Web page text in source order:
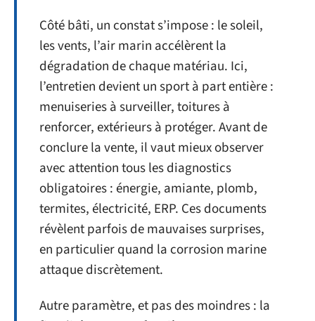
Côté bâti, un constat s’impose : le soleil,
les vents, l’air marin accélèrent la
dégradation de chaque matériau. Ici,
l’entretien devient un sport à part entière :
menuiseries à surveiller, toitures à
renforcer, extérieurs à protéger. Avant de
conclure la vente, il vaut mieux observer
avec attention tous les diagnostics
obligatoires : énergie, amiante, plomb,
termites, électricité, ERP. Ces documents
révèlent parfois de mauvaises surprises,
en particulier quand la corrosion marine
attaque discrètement.
Autre paramètre, et pas des moindres : la